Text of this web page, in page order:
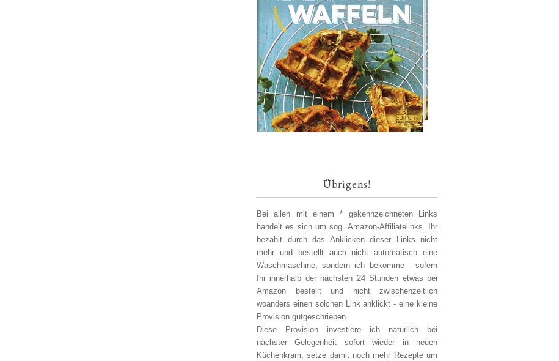
Übrigens!
Bei allen mit einem * gekennzeichneten Links
handelt es sich um sog. Amazon-Affiliatelinks. Ihr
bezahlt durch das Anklicken dieser Links nicht
mehr und bestellt auch nicht automatisch eine
Waschmaschine, sondern ich bekomme - sofern
Ihr innerhalb der nächsten 24 Stunden etwas bei
Amazon bestellt und nicht zwischenzeitlich
woanders einen solchen Link anklickt - eine kleine
Provision gutgeschrieben.
Diese Provision investiere ich natürlich bei
nächster Gelegenheit sofort wieder in neuen
Küchenkram, setze damit noch mehr Rezepte um